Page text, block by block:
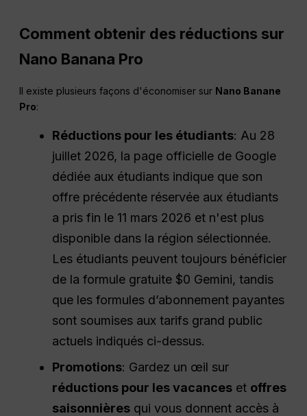
Comment obtenir des réductions sur
Nano Banana Pro
Il existe plusieurs façons d'économiser sur Nano Banane
Pro:
Réductions pour les étudiants: Au 28
juillet 2026, la page officielle de Google
dédiée aux étudiants indique que son
offre précédente réservée aux étudiants
a pris fin le 11 mars 2026 et n'est plus
disponible dans la région sélectionnée.
Les étudiants peuvent toujours bénéficier
de la formule gratuite $0 Gemini, tandis
que les formules d’abonnement payantes
sont soumises aux tarifs grand public
actuels indiqués ci-dessus.
Promotions: Gardez un œil sur
réductions pour les vacances et offres
saisonnières qui vous donnent accès à